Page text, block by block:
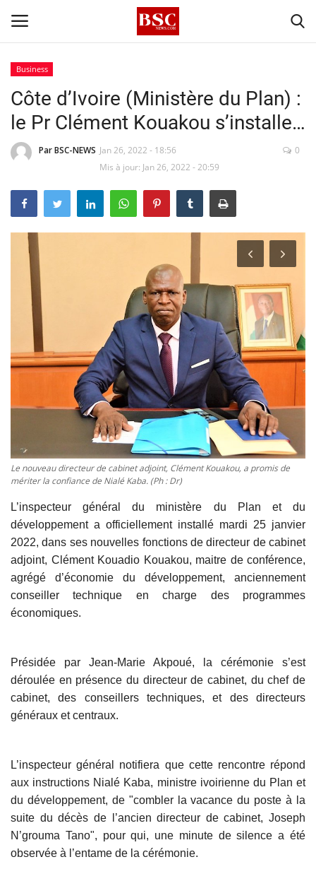
Accueil
Contact
Signature
Témoignage
Business
Culture
Vidéos
Sublimes cerveaux
Autr'Actu
Business
Côte d’Ivoire (Ministère du Plan) :
le Pr Clément Kouakou s’installe…
Par BSC-NEWS Jan 26, 2022 - 18:56
Mis à jour: Jan 26, 2022 - 20:59
0
Le nouveau directeur de cabinet adjoint, Clément Kouakou, a promis de
mériter la confiance de Nialé Kaba. (Ph : Dr)
L’inspecteur général du ministère du Plan et du
développement a officiellement installé mardi 25 janvier
2022, dans ses nouvelles fonctions de directeur de cabinet
adjoint, Clément Kouadio Kouakou, maitre de conférence,
agrégé d’économie du développement, anciennement
conseiller technique en charge des programmes
économiques.
Présidée par Jean-Marie Akpoué, la cérémonie s’est
déroulée en présence du directeur de cabinet, du chef de
cabinet, des conseillers techniques, et des directeurs
généraux et centraux.
L’inspecteur général notifiera que cette rencontre répond
aux instructions Nialé Kaba, ministre ivoirienne du Plan et
du développement, de "combler la vacance du poste à la
suite du décès de l’ancien directeur de cabinet, Joseph
N’grouma Tano", pour qui, une minute de silence a été
observée à l’entame de la cérémonie.